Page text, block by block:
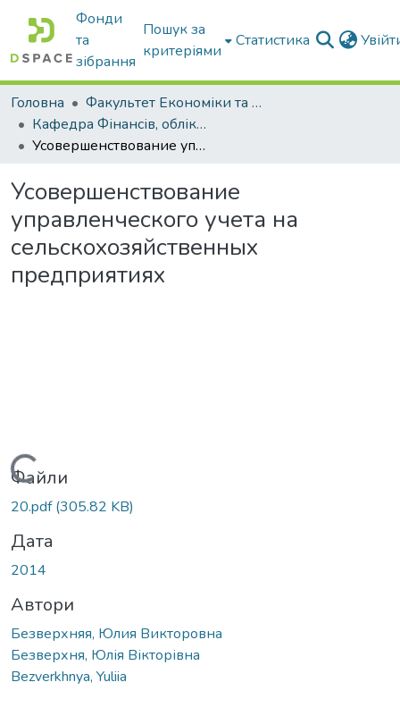
Фонди
та
зібрання
Пошук за
критеріями
Статистика
Головна
Факультет Економіки та бізнесу
Кафедра Фінансів, обліку і оподаткування
Усовершенствование управленческого учета на сельскохозяйственных предприятиях
Усовершенствование
управленческого учета на
сельскохозяйственных
предприятиях
Вантажиться...
Файли
20.pdf(305.82 KB)
Дата
2014
Автори
Безверхняя, Юлия Викторовна
Безверхня, Юлія Вікторівна
Bezverkhnya, Yuliia